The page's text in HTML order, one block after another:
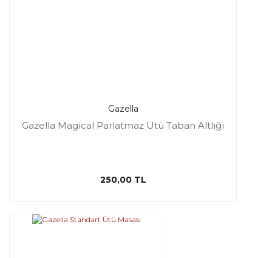
Gazella
Gazella Magical Parlatmaz Ütü Taban Altlığı
250,00 TL